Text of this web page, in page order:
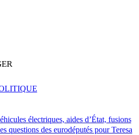
électriques, aides d’État, fusions
questions des eurodéputés pour Teresa